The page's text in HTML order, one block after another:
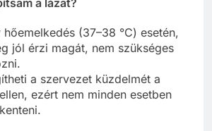
hőemelkedés (37–38 °C) esetén,
jól érzi magát, nem szükséges
a szervezet küzdelmét a
ezért nem minden esetben